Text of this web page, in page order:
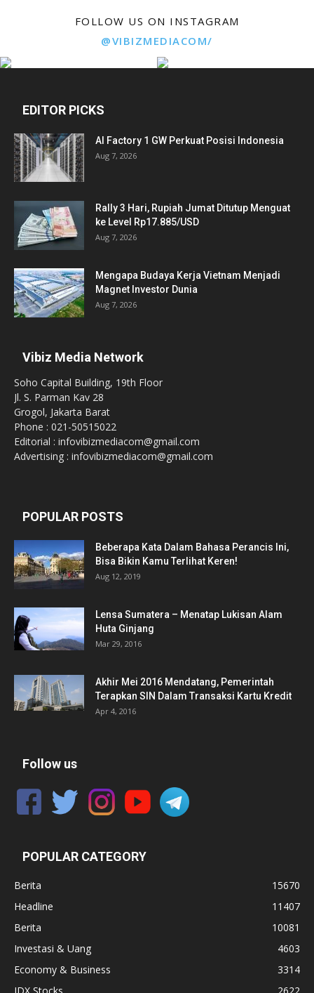
FOLLOW US ON INSTAGRAM
@VIBIZMEDIACOM/
EDITOR PICKS
AI Factory 1 GW Perkuat Posisi Indonesia
Aug 7, 2026
Rally 3 Hari, Rupiah Jumat Ditutup Menguat
ke Level Rp17.885/USD
Aug 7, 2026
Mengapa Budaya Kerja Vietnam Menjadi
Magnet Investor Dunia
Aug 7, 2026
Vibiz Media Network
Soho Capital Building, 19th Floor
Jl. S. Parman Kav 28
Grogol, Jakarta Barat
Phone : 021-50515022
Editorial : infovibizmediacom@gmail.com
Advertising : infovibizmediacom@gmail.com
POPULAR POSTS
Beberapa Kata Dalam Bahasa Perancis Ini,
Bisa Bikin Kamu Terlihat Keren!
Aug 12, 2019
Lensa Sumatera – Menatap Lukisan Alam
Huta Ginjang
Mar 29, 2016
Akhir Mei 2016 Mendatang, Pemerintah
Terapkan SIN Dalam Transaksi Kartu Kredit
Apr 4, 2016
Follow us
POPULAR CATEGORY
Berita
15670
Headline
11407
Berita
10081
Investasi & Uang
4603
Economy & Business
3314